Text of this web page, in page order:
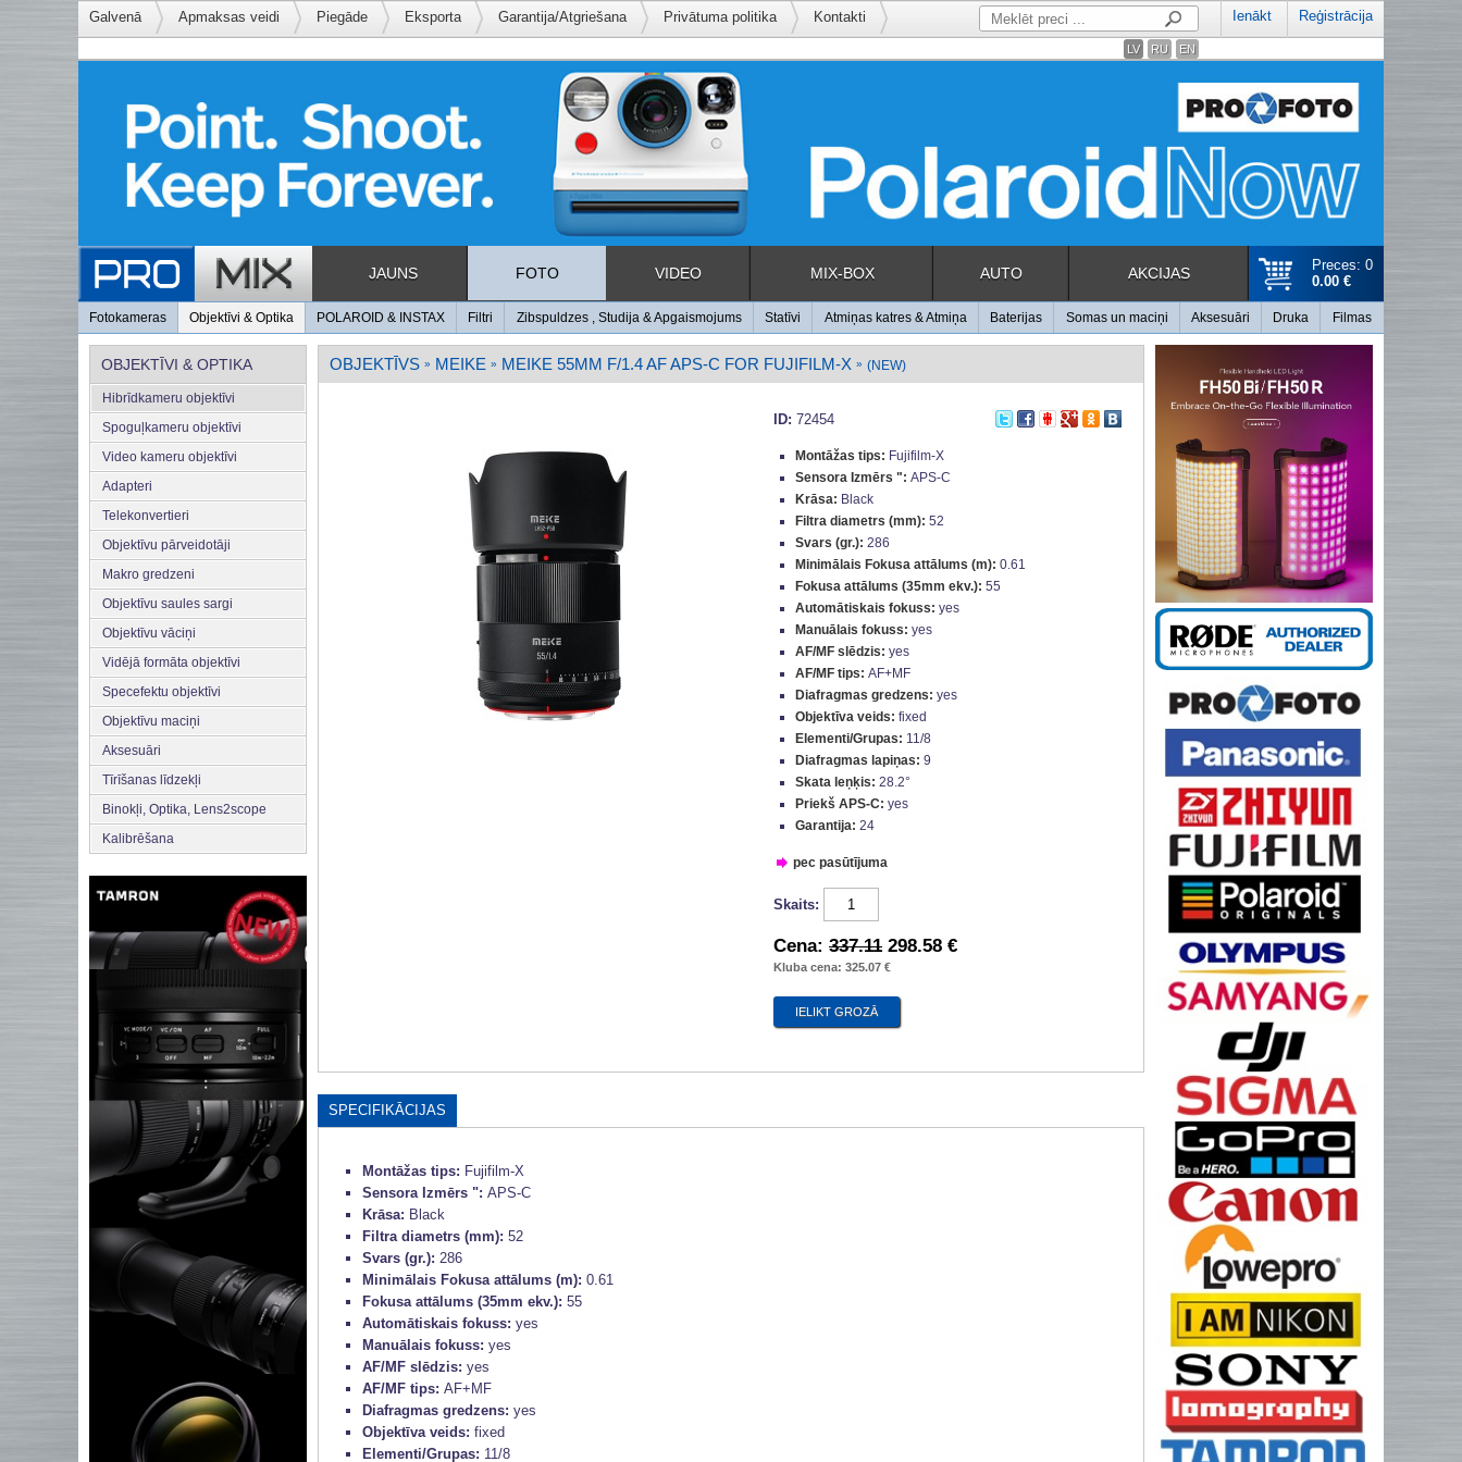
Galvenā Apmaksas veidi Piegāde Eksporta Garantija/Atgriešana Privātuma politika Kontakti Ienākt Reģistrācija
LV RU EN
Preces: 0
0.00 €
JAUNS FOTO VIDEO MIX-BOX AUTO AKCIJAS
Fotokameras Objektīvi & Optika POLAROID & INSTAX Filtri Zibspuldzes , Studija & Apgaismojums Statīvi Atmiņas katres & Atmiņa Baterijas Somas un maciņi Aksesuāri Druka Filmas
OBJEKTĪVI & OPTIKA
Hibrīdkameru objektīvi
Spoguļkameru objektīvi
Video kameru objektīvi
Adapteri
Telekonvertieri
Objektīvu pārveidotāji
Makro gredzeni
Objektīvu saules sargi
Objektīvu vāciņi
Vidējā formāta objektīvi
Specefektu objektīvi
Objektīvu maciņi
Aksesuāri
Tīrīšanas līdzekļi
Binokļi, Optika, Lens2scope
Kalibrēšana
OBJEKTĪVS » MEIKE » MEIKE 55MM F/1.4 AF APS-C FOR FUJIFILM-X » (NEW)
ID: 72454
Montāžas tips: Fujifilm-X
Sensora Izmērs ": APS-C
Krāsa: Black
Filtra diametrs (mm): 52
Svars (gr.): 286
Minimālais Fokusa attālums (m): 0.61
Fokusa attālums (35mm ekv.): 55
Automātiskais fokuss: yes
Manuālais fokuss: yes
AF/MF slēdzis: yes
AF/MF tips: AF+MF
Diafragmas gredzens: yes
Objektīva veids: fixed
Elementi/Grupas: 11/8
Diafragmas lapiņas: 9
Skata leņķis: 28.2°
Priekš APS-C: yes
Garantija: 24
pec pasūtījuma
Skaits:
Cena: 337.11 298.58 €
Kluba cena: 325.07 €
SPECIFIKĀCIJAS
Montāžas tips: Fujifilm-X
Sensora Izmērs ": APS-C
Krāsa: Black
Filtra diametrs (mm): 52
Svars (gr.): 286
Minimālais Fokusa attālums (m): 0.61
Fokusa attālums (35mm ekv.): 55
Automātiskais fokuss: yes
Manuālais fokuss: yes
AF/MF slēdzis: yes
AF/MF tips: AF+MF
Diafragmas gredzens: yes
Objektīva veids: fixed
Elementi/Grupas: 11/8